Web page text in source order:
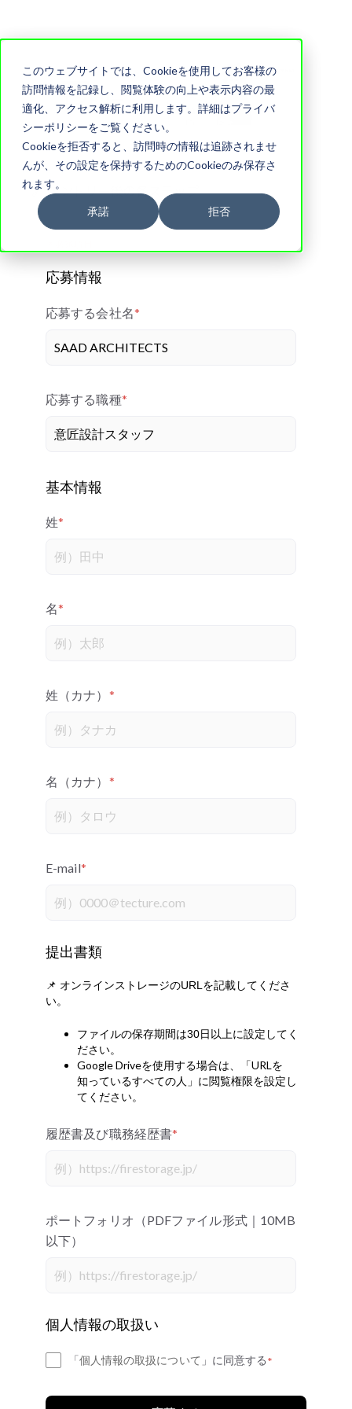
このウェブサイトでは、Cookieを使用してお客様の
訪問情報を記録し、閲覧体験の向上や表示内容の最
適化、アクセス解析に利用します。詳細はプライバ
シーポリシーをご覧ください。
Cookieを拒否すると、訪問時の情報は追跡されませ
んが、その設定を保持するためのCookieのみ保存さ
れます。
承諾 拒否
🔗 エントリー後の各ステップ
応募情報
応募する会社名*
応募する職種*
基本情報
姓*
名*
姓（カナ） *
名（カナ） *
E-mail*
提出書類
📌 オンラインストレージのURLを記載してくださ
い。
ファイルの保存期間は30日以上に設定してく
ださい。
Google Driveを使用する場合は、「URLを
知っているすべての人」に閲覧権限を設定し
てください。
履歴書及び職務経歴書*
ポートフォリオ（PDFファイル形式｜10MB
以下）
個人情報の取扱い
「個人情報の取扱について 」に同意する*